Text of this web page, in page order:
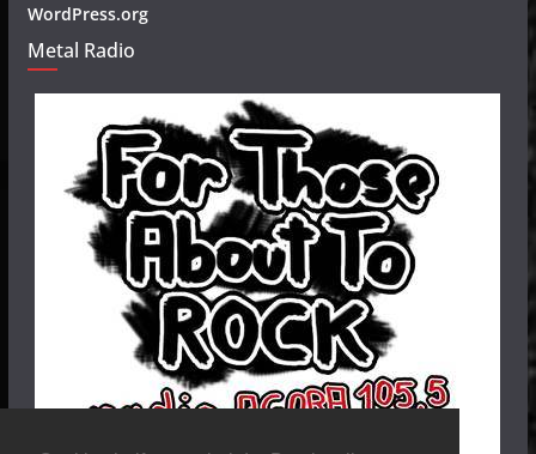
WordPress.org
Metal Radio